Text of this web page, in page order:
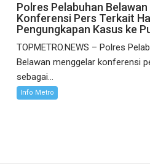
Polres Pelabuhan Belawan
Konferensi Pers Terkait
Pengungkapan Kasus ke
TOPMETRO.NEWS – Polres
Belawan menggelar konferensi
sebagai...
Info Metro